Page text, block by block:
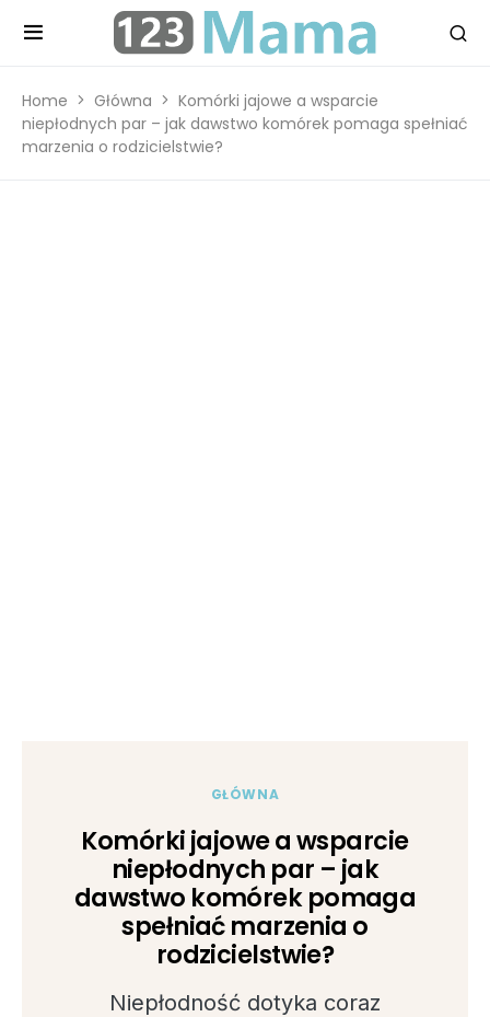
Home Główna
Komórki jajowe a wsparcie
niepłodnych par – jak dawstwo komórek pomaga spełniać
marzenia o rodzicielstwie?
GŁÓWNA
Komórki jajowe a wsparcie
niepłodnych par – jak
dawstwo komórek pomaga
spełniać marzenia o
rodzicielstwie?
Niepłodność dotyka coraz